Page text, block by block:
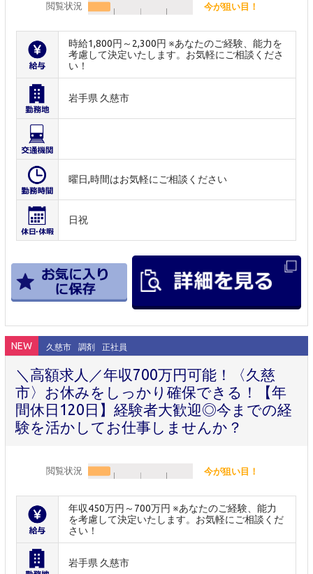
閲覧状況 今が狙い目！
時給1,800円～2,300円 ※あなたのご経験、能力を
考慮して決定いたします。お気軽にご相談くださ
い！
岩手県 久慈市
曜日,時間はお気軽にご相談ください
日祝
NEW 久慈市 調剤 正社員
＼高額求人／年収700万円可能！〈久慈
市〉お休みをしっかり確保できる！【年
間休日120日】経験者大歓迎◎今までの経
験を活かしてお仕事しませんか？
閲覧状況 今が狙い目！
年収450万円～700万円 ※あなたのご経験、能力
を考慮して決定いたします。お気軽にご相談くだ
さい！
岩手県 久慈市